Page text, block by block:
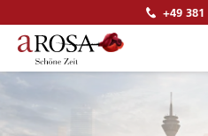
+49 381